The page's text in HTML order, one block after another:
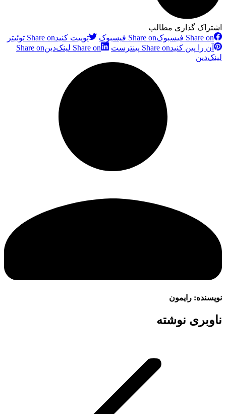
اشتراک گذاری مطالب
Share on فیسبوک
Share on فیسبوک توییت کنیدShare on توئیتر
آن را پین کنیدShare on پینترست Share on لینک‌دین
Share on
لینک‌دین
نویسنده: رایمون
ناوبری نوشته